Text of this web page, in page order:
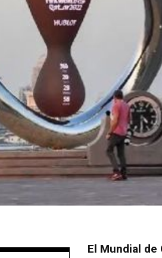
El Mundial